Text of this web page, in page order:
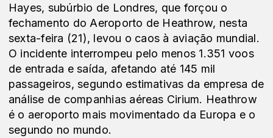
Hayes, subúrbio de Londres, que forçou o
fechamento do Aeroporto de Heathrow, nesta
sexta-feira (21), levou o caos à aviação mundial.
O incidente interrompeu pelo menos 1.351 voos
de entrada e saída, afetando até 145 mil
passageiros, segundo estimativas da empresa de
análise de companhias aéreas Cirium. Heathrow
é o aeroporto mais movimentado da Europa e o
segundo no mundo.